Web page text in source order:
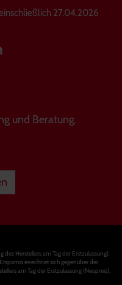
27.04.2026
und Beratung.
Herstellers am Tag der Erstzulassung).
errechnet sich gegenüber der
am Tag der Erstzulassung (Neupreis).